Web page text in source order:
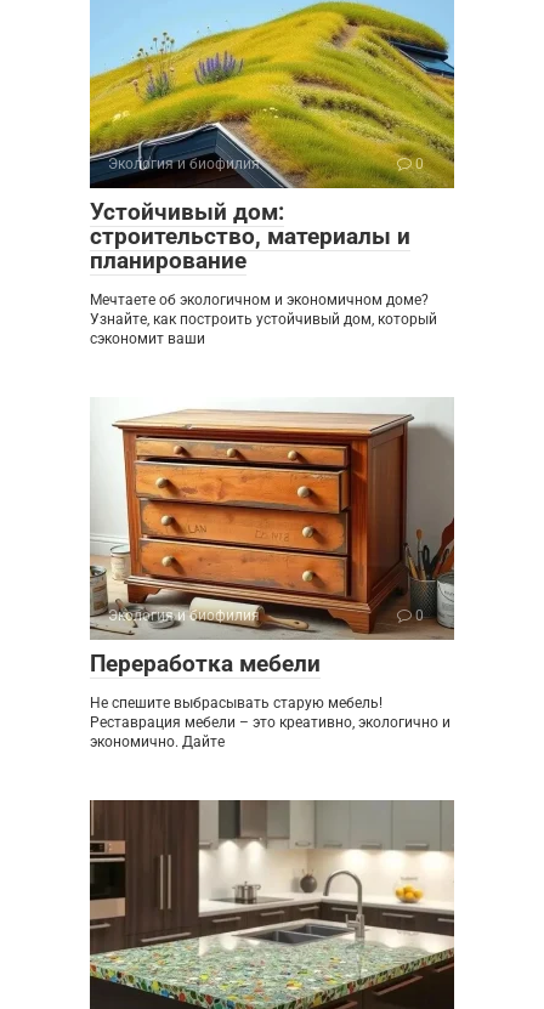
Экология и биофилия 0
Устойчивый дом:
строительство, материалы и
планирование
Мечтаете об экологичном и экономичном доме?
Узнайте, как построить устойчивый дом, который
сэкономит ваши
Экология и биофилия 0
Переработка мебели
Не спешите выбрасывать старую мебель!
Реставрация мебели – это креативно, экологично и
экономично. Дайте